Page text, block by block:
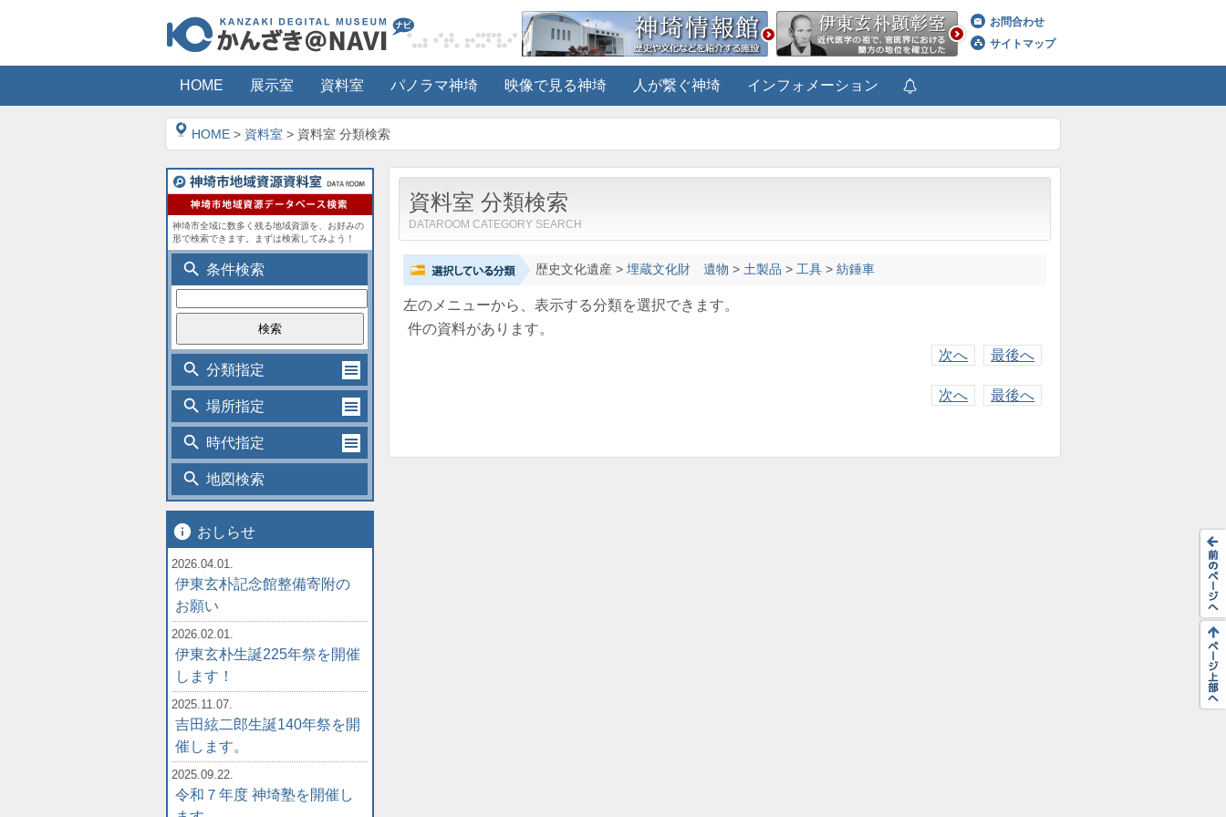
お問合わせ
サイトマップ
HOME 展示室 資料室 パノラマ神埼 映像で見る神埼 人が繋ぐ神埼 インフォメーション
HOME > 資料室 > 資料室 分類検索
資料室 分類検索
DATAROOM CATEGORY SEARCH
歴史文化遺産> 埋蔵文化財 遺物 > 土製品 > 工具> 紡錘車
左のメニューから、表示する分類を選択できます。
件の資料があります。
次へ
最後へ
次へ 最後へ
神埼市全域に数多く残る地域資源を、お好みの
形で検索できます。まずは検索してみよう！
search 条件検索
search 分類指定
search 場所指定
search 時代指定
search 地図検索
info おしらせ
2026.04.01.
伊東玄朴記念館整備寄附の
お願い
2026.02.01.
伊東玄朴生誕225年祭を開催
します！
2025.11.07.
吉田絃二郎生誕140年祭を開
催します。
2025.09.22.
令和７年度 神埼塾を開催し